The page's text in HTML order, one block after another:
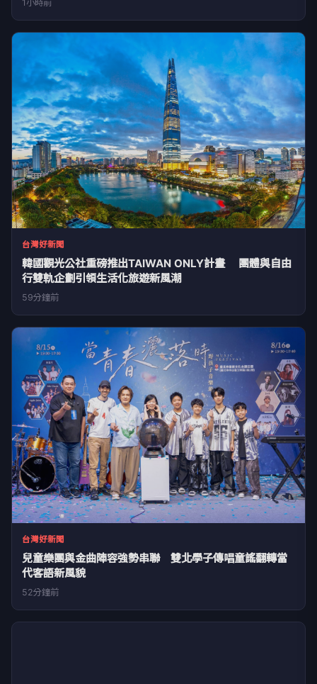
1小時前
台灣好新聞
韓國觀光公社重磅推出TAIWAN ONLY計畫 團體與自由
行雙軌企劃引領生活化旅遊新風潮
59分鐘前
台灣好新聞
兒童樂團與金曲陣容強勢串聯 雙北學子傳唱童謠翻轉當
代客語新風貌
52分鐘前